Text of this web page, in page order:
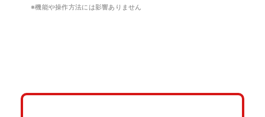
※機能や操作方法には影響ありません